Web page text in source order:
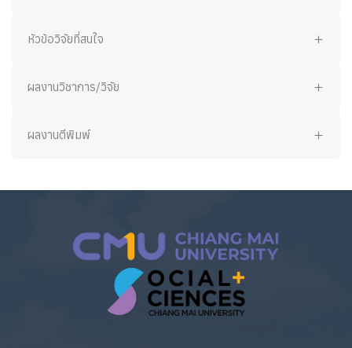
หัวข้อวิจัยที่สนใจ
ผลงานวิชาการ/วิจัย
ผลงานตีพิมพ์